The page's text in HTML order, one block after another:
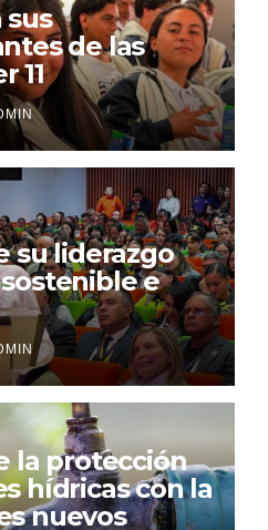
sus
de las
11
su liderazgo
e
la protección
hídricas con la
nuevos